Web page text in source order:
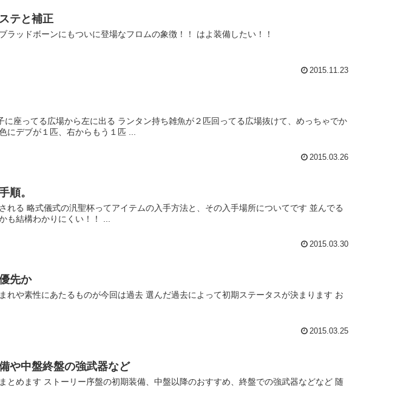
テと補正
ッドボーンにもついに登場なフロムの象徴！！ はよ装備したい！！
2015.11.23
座ってる広場から左に出る ランタン持ち雑魚が２匹回ってる広場抜けて、めっちゃでか
にデブが１匹、右からもう１匹 ...
2015.03.26
順。
る 略式儀式の汎聖杯ってアイテムの入手方法と、その入手場所についてです 並んでる
も結構わかりにくい！！ ...
2015.03.30
先か
や素性にあたるものが今回は過去 選んだ過去によって初期ステータスが決まります お
2015.03.25
や中盤終盤の強武器など
とめます ストーリー序盤の初期装備、中盤以降のおすすめ、終盤での強武器などなど 随